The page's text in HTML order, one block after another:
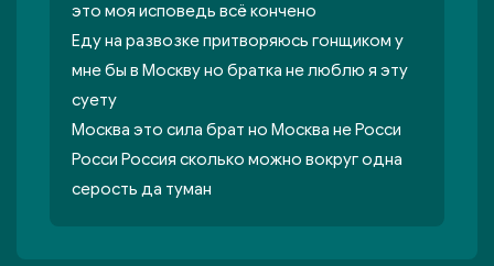
это моя исповедь всё кончено
Еду на развозке притворяюсь гонщиком у
мне бы в Москву но братка не люблю я эту
суету
Москва это сила брат но Москва не Росси
Росси Россия сколько можно вокруг одна
серость да туман